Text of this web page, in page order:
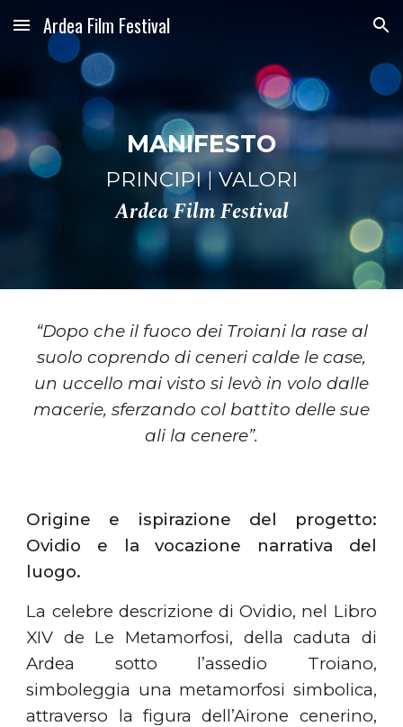
Skip to main content Skip to navigation
Ardea Film Festival
MANIFESTO
PRINCIPI|VALORI
Ardea Film Festival
“Dopo che il fuoco dei Troiani la rase al
suolo coprendo di ceneri calde le case,
un uccello mai visto si levò in volo dalle
macerie, sferzando col battito delle sue
ali la cenere”.
Origine e ispirazione del progetto:
Ovidio e la vocazione narrativa del
luogo.
La celebre descrizione di Ovidio, nel Libro
XIV de Le Metamorfosi, della caduta di
Ardea sotto l’assedio Troiano,
simboleggia una metamorfosi simbolica,
attraverso la figura dell’Airone cenerino,